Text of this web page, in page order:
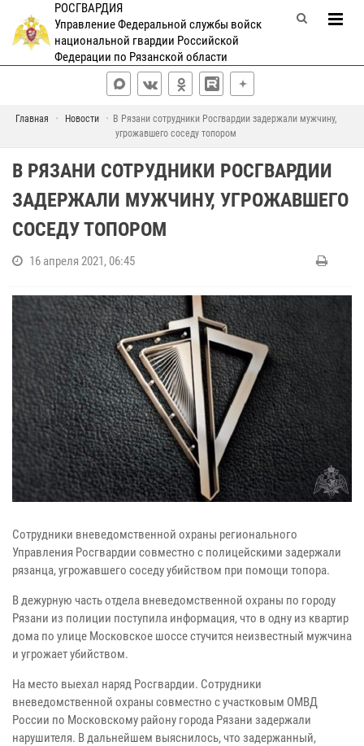
РОСГВАРДИЯ
Управление Федеральной службы войск
национальной гвардии Российской
Федерации по Рязанской области
Главная Новости
В Рязани сотрудники Росгвардии задержали мужчину,
угрожавшего соседу топором
В РЯЗАНИ СОТРУДНИКИ РОСГВАРДИИ
ЗАДЕРЖАЛИ МУЖЧИНУ, УГРОЖАВШЕГО
СОСЕДУ ТОПОРОМ
16 апреля 2021, 06:45
Сотрудники вневедомственной охраны регионального
Управления Росгвардии совместно с полицейскими задержали
рязанца, угрожавшего соседу убийством при помощи топора.
В дежурную часть отдела вневедомственной охраны по городу
Рязани из полиции поступила информация, что в одну из квартир
дома по улице Московское шоссе стучится неизвестный мужчина
и угрожает убийством.
На место выехал наряд Росгвардии. Сотрудники
вневедомственной охраны совместно с участковым ОМВД
России по Московскому району города Рязани задержали
нарушителя. В дальнейшем выяснилось, что задержанный,